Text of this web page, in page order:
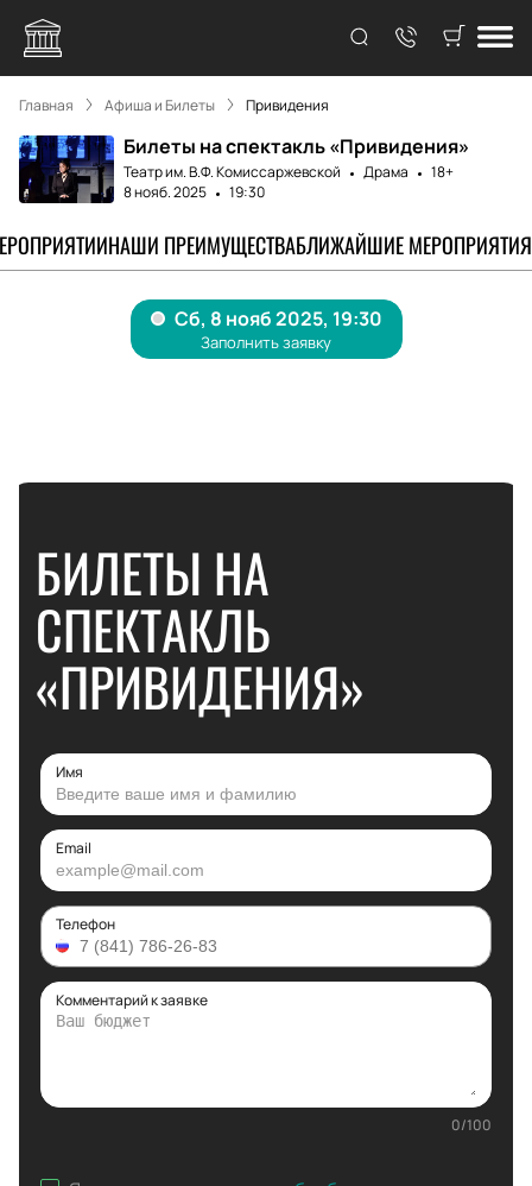
Главная Афиша и Билеты Привидения
Билеты на спектакль «Привидения»
Театр им. В.Ф. Комиссаржевской Драма
18+
8 нояб. 2025
19:30
НАШИ ПРЕИМУЩЕСТВАБЛИЖАЙШИЕ МЕРОПРИЯТИЯ
БИЛЕТЫ НА
СПЕКТАКЛЬ
«ПРИВИДЕНИЯ»
Имя
Email
Телефон
Комментарий к заявке
0/100